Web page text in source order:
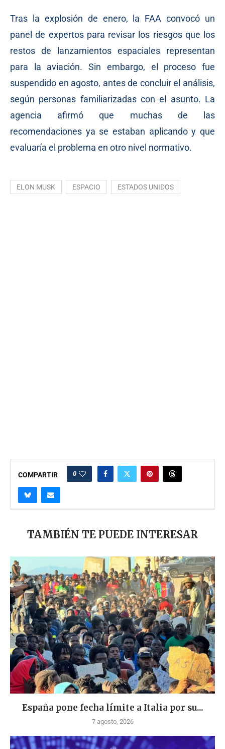
Tras la explosión de enero, la FAA convocó un
panel de expertos para revisar los riesgos que los
restos de lanzamientos espaciales representan
para la aviación. Sin embargo, el proceso fue
suspendido en agosto, antes de concluir el análisis,
según personas familiarizadas con el asunto. La
agencia afirmó que muchas de las
recomendaciones ya se estaban aplicando y que
evaluaría el problema en otro nivel normativo.
ELON MUSK ESPACIO ESTADOS UNIDOS
COMPARTIR 0
TAMBIÉN TE PUEDE INTERESAR
España pone fecha límite a Italia por su...
7 agosto, 2026